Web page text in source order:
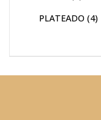
PLATEADO (4)